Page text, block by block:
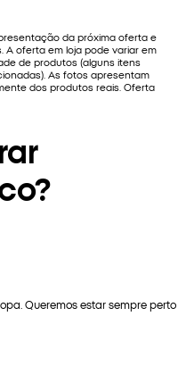
da próxima oferta e
A oferta em loja pode variar em
de produtos (alguns itens
As fotos apresentam
dos produtos reais. Oferta
Queremos estar sempre perto